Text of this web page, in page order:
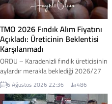
TMO 2026 Fındık Alım Fiyatını
Açıkladı: Üreticinin Beklentisi
Karşılanmadı
ORDU – Karadenizli fındık üreticisinin
aylardır merakla beklediği 2026/27
sezonu kabuklu fındık alım fiyatları
Toprak Mahsulleri Ofisi (TMO)
tarafından açıklandı. Açıklanan
6 Ağustos 2026 22:36 486